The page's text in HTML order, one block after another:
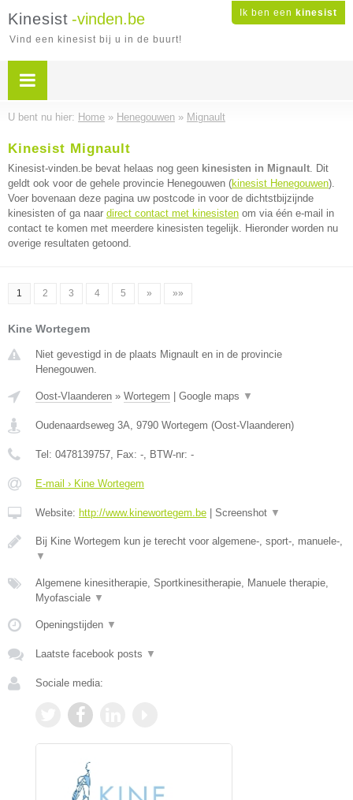
Ik ben een kinesist
Kinesist -vinden.be
Vind een kinesist bij u in de buurt!
U bent nu hier: Home » Henegouwen » Mignault
Kinesist Mignault
Kinesist-vinden.be bevat helaas nog geen kinesisten in Mignault. Dit
geldt ook voor de gehele provincie Henegouwen (kinesist Henegouwen).
Voer bovenaan deze pagina uw postcode in voor de dichtstbijzijnde
kinesisten of ga naar direct contact met kinesisten om via één e-mail in
contact te komen met meerdere kinesisten tegelijk. Hieronder worden nu
overige resultaten getoond.
1 2 3 4 5 » »»
Kine Wortegem
Niet gevestigd in de plaats Mignault en in de provincie
Henegouwen.
Oost-Vlaanderen » Wortegem Google maps ▼
Oudenaardseweg 3A, 9790 Wortegem (Oost-Vlaanderen)
Tel: 0478139757, Fax: -, BTW-nr: -
E-mail › Kine Wortegem
Website: http://www.kinewortegem.be Screenshot ▼
Bij Kine Wortegem kun je terecht voor algemene-, sport-, manuele-,
▼
Algemene kinesitherapie, Sportkinesitherapie, Manuele therapie,
Myofasciale ▼
Openingstijden ▼
Laatste facebook posts ▼
Sociale media: